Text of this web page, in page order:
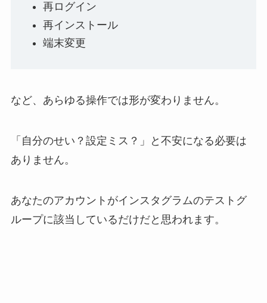
再ログイン
再インストール
端末変更
など、あらゆる操作では形が変わりません。
「自分のせい？設定ミス？」と不安になる必要は
ありません。
あなたのアカウントがインスタグラムのテストグ
ループに該当しているだけだと思われます。